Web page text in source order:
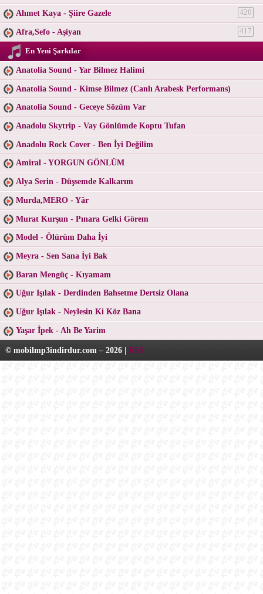
Ahmet Kaya - Şiire Gazele 420
Afra,Sefo - Aşiyan 417
En Yeni Şarkılar
Anatolia Sound - Yar Bilmez Halimi
Anatolia Sound - Kimse Bilmez (Canlı Arabesk Performans)
Anatolia Sound - Geceye Sözüm Var
Anadolu Skytrip - Vay Gönlümde Koptu Tufan
Anadolu Rock Cover - Ben İyi Değilim
Amiral - YORGUN GÖNLÜM
Alya Serin - Düşsemde Kalkarım
Murda,MERO - Yâr
Murat Kurşun - Pınara Gelki Görem
Model - Ölürüm Daha İyi
Meyra - Sen Sana İyi Bak
Baran Mengüç - Kıyamam
Uğur Işılak - Derdinden Bahsetme Dertsiz Olana
Uğur Işılak - Neylesin Ki Köz Bana
Yaşar İpek - Ah Be Yarim
© mobilmp3indirdur.com – 2026 | RSS